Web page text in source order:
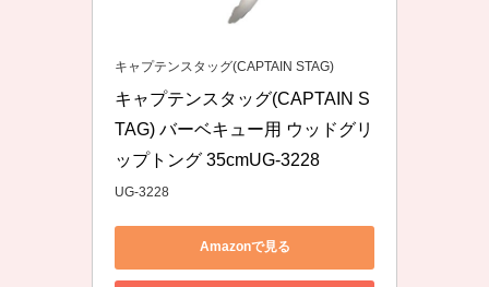
キャプテンスタッグ(CAPTAIN STAG)
キャプテンスタッグ(CAPTAIN S
TAG) バーベキュー用 ウッドグリ
ップトング 35cmUG-3228
UG-3228
Amazonで見る